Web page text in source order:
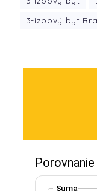
3-izbový byt